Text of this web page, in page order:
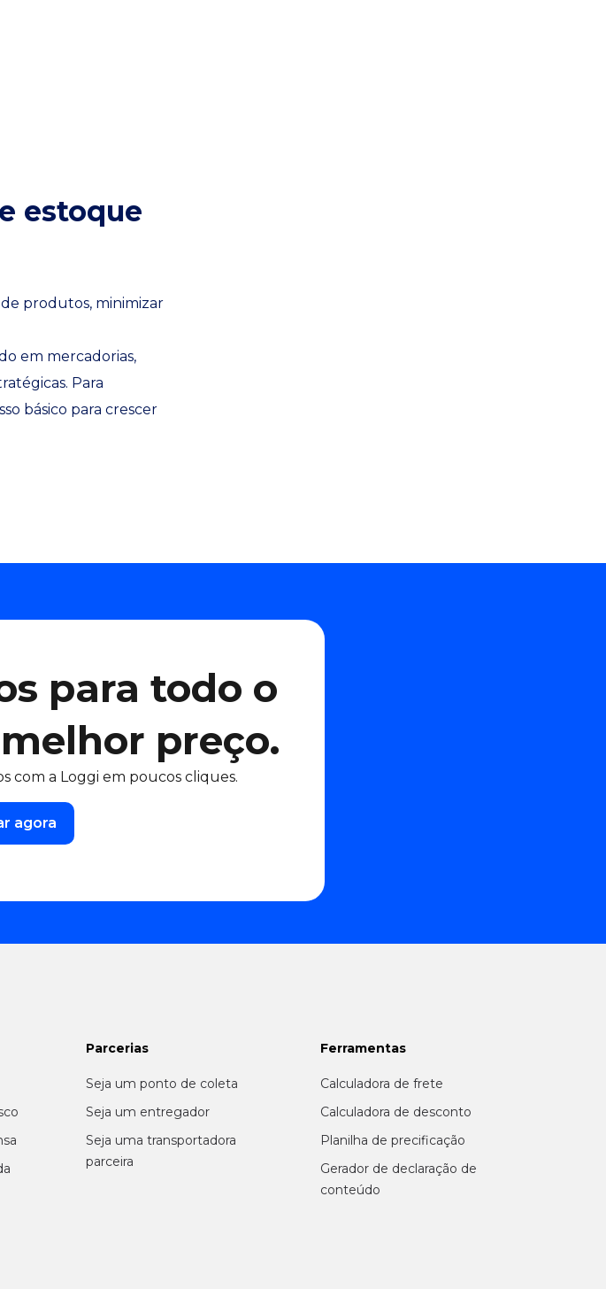
estoque
produtos, minimizar
em mercadorias,
Para
básico para crescer
para todo o
preço.
com a Loggi em poucos cliques.
agora
Parcerias
Seja um ponto de coleta
Seja um entregador
Seja uma transportadora
parceira
Ferramentas
Calculadora de frete
Calculadora de desconto
Planilha de precificação
Gerador de declaração de
conteúdo